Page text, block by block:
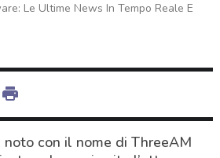
Le Ultime News In Tempo Reale E
con il nome di ThreeAM